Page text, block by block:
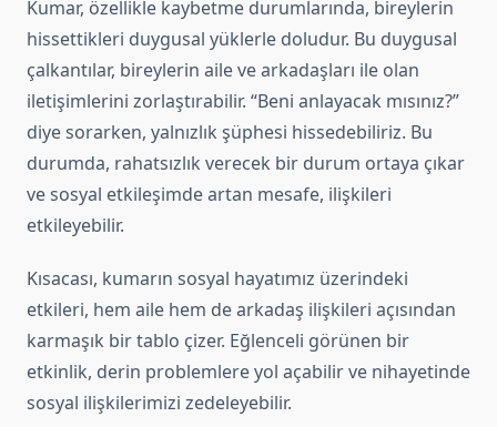
Kumar, özellikle kaybetme durumlarında, bireylerin
hissettikleri duygusal yüklerle doludur. Bu duygusal
çalkantılar, bireylerin aile ve arkadaşları ile olan
iletişimlerini zorlaştırabilir. “Beni anlayacak mısınız?”
diye sorarken, yalnızlık şüphesi hissedebiliriz. Bu
durumda, rahatsızlık verecek bir durum ortaya çıkar
ve sosyal etkileşimde artan mesafe, ilişkileri
etkileyebilir.
Kısacası, kumarın sosyal hayatımız üzerindeki
etkileri, hem aile hem de arkadaş ilişkileri açısından
karmaşık bir tablo çizer. Eğlenceli görünen bir
etkinlik, derin problemlere yol açabilir ve nihayetinde
sosyal ilişkilerimizi zedeleyebilir.